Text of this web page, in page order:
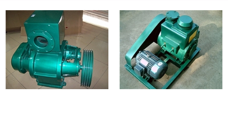
离
心
泵
管
道
泵|
潜
水
化